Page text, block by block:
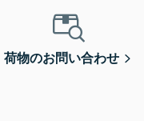
荷物のお問い合わせ